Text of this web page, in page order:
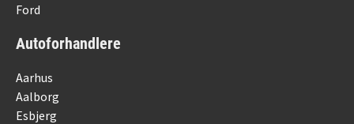
Ford
Autoforhandlere
Aarhus
Aalborg
Esbjerg